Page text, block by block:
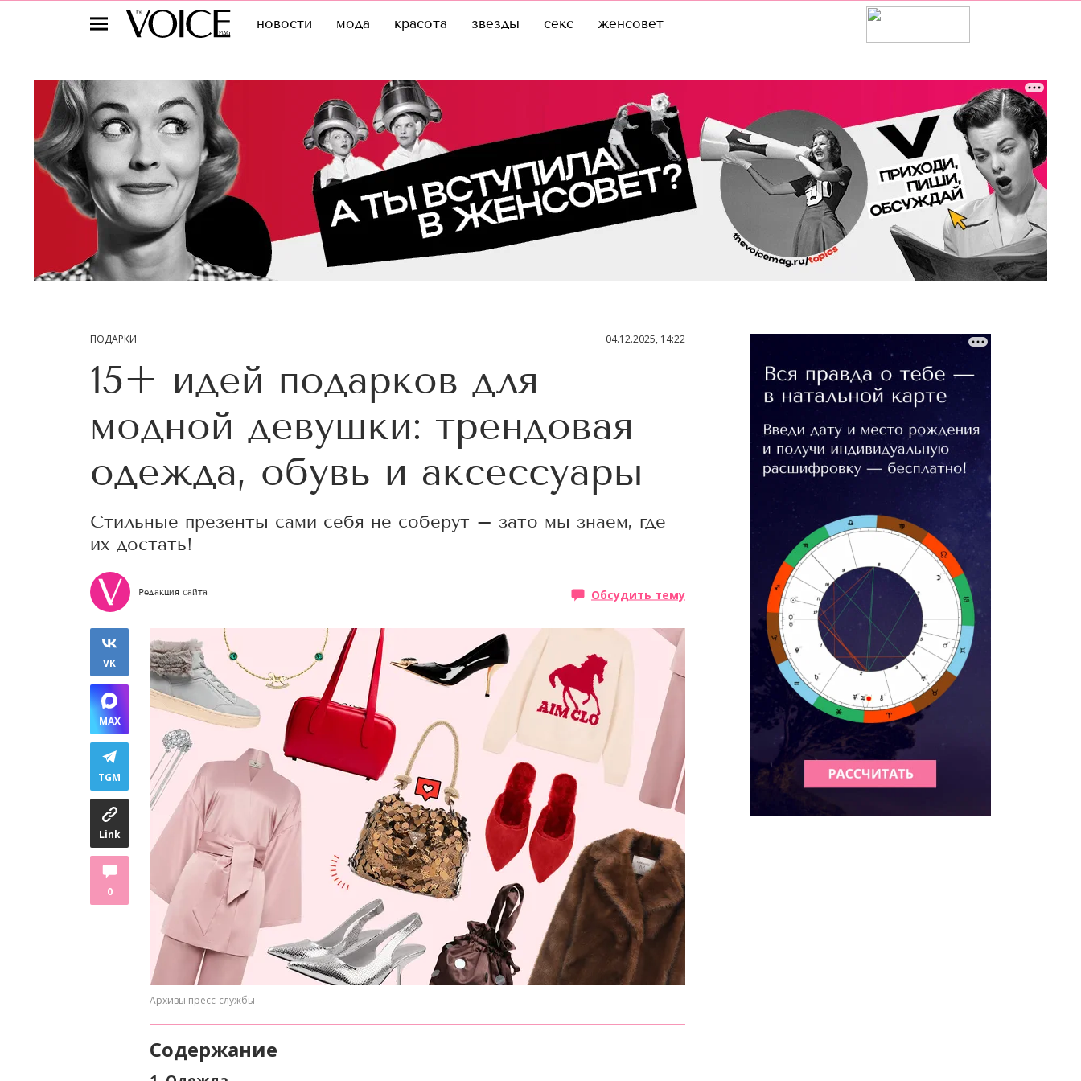
новости мода красота звезды секс женсовет
ПОДАРКИ 04.12.2025, 14:22
15+ идей подарков для
модной девушки: трендовая
одежда, обувь и аксессуары
Стильные презенты сами себя не соберут – зато мы знаем, где
их достать!
Редакция сайта Обсудить тему
VK
MAX
TGM
Link
0
Архивы пресс-службы
Содержание